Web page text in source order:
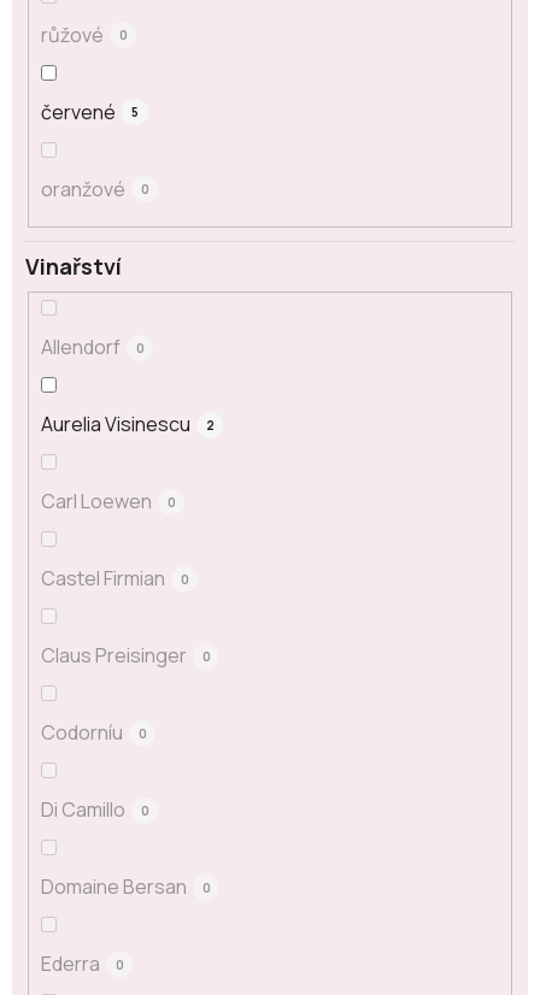
růžové 0
červené 5
oranžové 0
Vinařství
Allendorf 0
Aurelia Visinescu 2
Carl Loewen 0
Castel Firmian 0
Claus Preisinger 0
Codorníu 0
Di Camillo 0
Domaine Bersan 0
Ederra 0